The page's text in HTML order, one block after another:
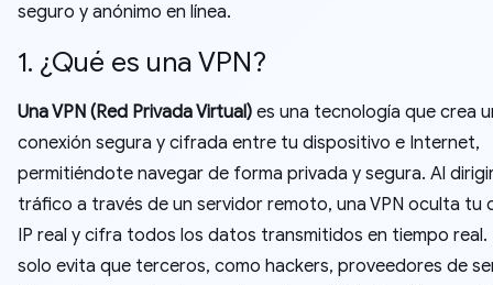
seguro y anónimo en línea.
1. ¿Qué es una VPN?
Una VPN (Red Privada Virtual) es una tecnología que crea
conexión segura y cifrada entre tu dispositivo e Internet,
permitiéndote navegar de forma privada y segura. Al
tráfico a través de un servidor remoto, una VPN oculta tu
IP real y cifra todos los datos transmitidos en tiempo real.
solo evita que terceros, como hackers, proveedores de